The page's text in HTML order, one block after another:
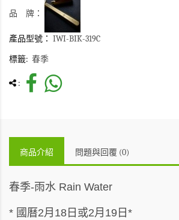
品 牌：
產品型號： IWI-BIK-319C
標籤: 春季
:
商品介紹 問題與回覆 (0)
春季-雨水 Rain Water
* 國曆2月18日或2月19日*